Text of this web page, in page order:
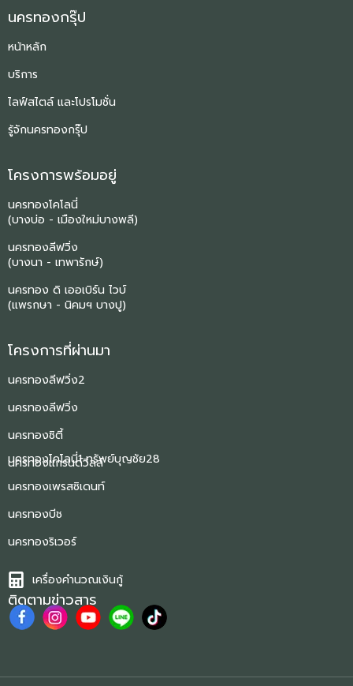
นครทองกรุ๊ป
หน้าหลัก
บริการ
ไลฟ์สไตล์ และโปรโมชั่น
รู้จักนครทองกรุ๊ป
โครงการพร้อมอยู่
นครทองโคโลนี่
(บางบ่อ - เมืองใหม่บางพลี)
นครทองลีฟวิ่ง
(บางนา - เทพารักษ์)
นครทอง ดิ เออเบิร์น ไวบ์
(แพรกษา - นิคมฯ บางปู)
โครงการที่ผ่านมา
นครทองลีฟวิ่ง2
นครทองลีฟวิ่ง
นครทองซิตี้
นครทองแกรนด์วิลล์
นครทองโคโลนี่1 ทรัพย์บุญชัย28
นครทองเพรสซิเดนท์
นครทองบีช
นครทองริเวอร์
เครื่องคำนวณเงินกู้
ติดตามข่าวสาร